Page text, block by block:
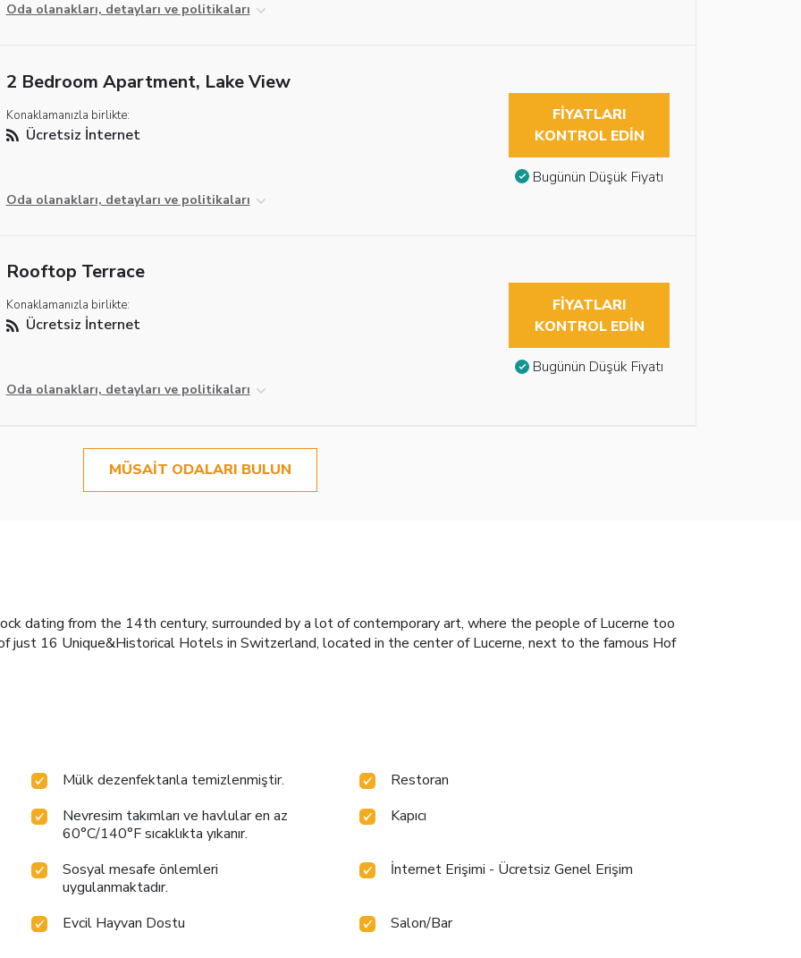
Oda olanakları, detayları ve politikaları
2 Bedroom Apartment, Lake View
Konaklamanızla birlikte:
Ücretsiz İnternet
Oda olanakları, detayları ve politikaları
FIYATLARI
KONTROL EDIN
Bugünün Düşük Fiyatı
Rooftop Terrace
Konaklamanızla birlikte:
Ücretsiz İnternet
Oda olanakları, detayları ve politikaları
FIYATLARI
KONTROL EDIN
Bugünün Düşük Fiyatı
MÜSAIT ODALARI BULUN
dating from the 14th century, surrounded by a lot of contemporary art, where the people of Lucerne too
just 16 Unique&Historical Hotels in Switzerland, located in the center of Lucerne, next to the famous Hof
Mülk dezenfektanla temizlenmiştir.
Restoran
Nevresim takımları ve havlular en az
60°C/140°F sıcaklıkta yıkanır.
Kapıcı
Sosyal mesafe önlemleri
uygulanmaktadır.
İnternet Erişimi - Ücretsiz Genel Erişim
Evcil Hayvan Dostu Salon/Bar